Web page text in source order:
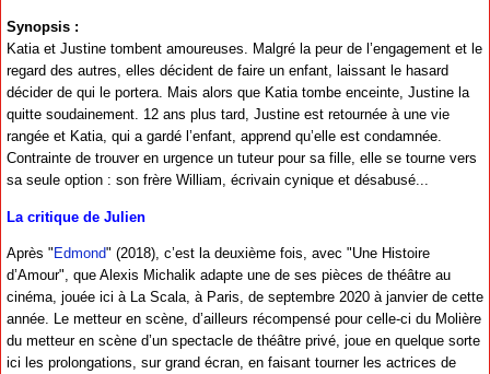
Synopsis :
Katia et Justine tombent amoureuses. Malgré la peur de l’engagement et le
regard des autres, elles décident de faire un enfant, laissant le hasard
décider de qui le portera. Mais alors que Katia tombe enceinte, Justine la
quitte soudainement. 12 ans plus tard, Justine est retournée à une vie
rangée et Katia, qui a gardé l’enfant, apprend qu’elle est condamnée.
Contrainte de trouver en urgence un tuteur pour sa fille, elle se tourne vers
sa seule option : son frère William, écrivain cynique et désabusé...
La critique de Julien
Après " Edmond" (2018), c’est la deuxième fois, avec "Une Histoire
d’Amour", que Alexis Michalik adapte une de ses pièces de théâtre au
cinéma, jouée ici à La Scala, à Paris, de septembre 2020 à janvier de cette
année. Le metteur en scène, d’ailleurs récompensé pour celle-ci du Molière
du metteur en scène d’un spectacle de théâtre privé, joue en quelque sorte
ici les prolongations, sur grand écran, en faisant tourner les actrices de